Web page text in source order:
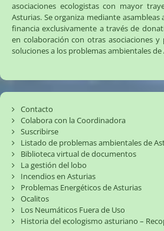
asociaciones ecologistas con mayor
Asturias. Se organiza mediante asambleas
financia exclusivamente a través de
en colaboración con otras asociaciones
soluciones a los problemas ambientales de
Contacto
Colabora con la Coordinadora
Suscribirse
Listado de problemas ambientales de
Biblioteca virtual de documentos
La gestión del lobo
Incendios en Asturias
Problemas Energéticos de Asturias
Ocalitos
Los Neumáticos Fuera de Uso
Historia del ecologismo asturiano –